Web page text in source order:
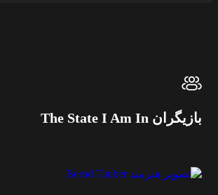
بازیگران The State I Am In